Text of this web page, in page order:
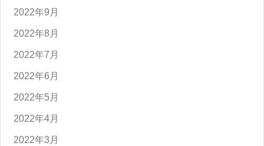
2022年9月
2022年8月
2022年7月
2022年6月
2022年5月
2022年4月
2022年3月